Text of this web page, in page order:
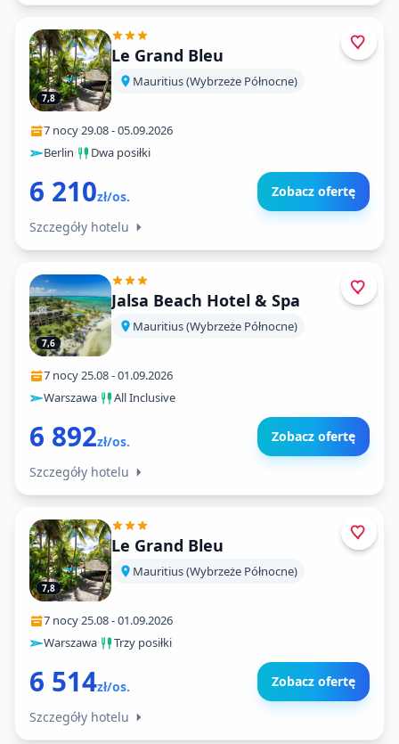
7,8
Le Grand Bleu
Mauritius (Wybrzeże Północne)
7 nocy·29.08-05.09.2026
Berlin· Dwa posiłki
6 210zł/os. Zobacz ofertę
Szczegóły hotelu
7,6
Jalsa Beach Hotel & Spa
Mauritius (Wybrzeże Północne)
7 nocy·25.08-01.09.2026
Warszawa· All Inclusive
6 892zł/os. Zobacz ofertę
Szczegóły hotelu
7,8
Le Grand Bleu
Mauritius (Wybrzeże Północne)
7 nocy·25.08-01.09.2026
Warszawa· Trzy posiłki
6 514zł/os. Zobacz ofertę
Szczegóły hotelu